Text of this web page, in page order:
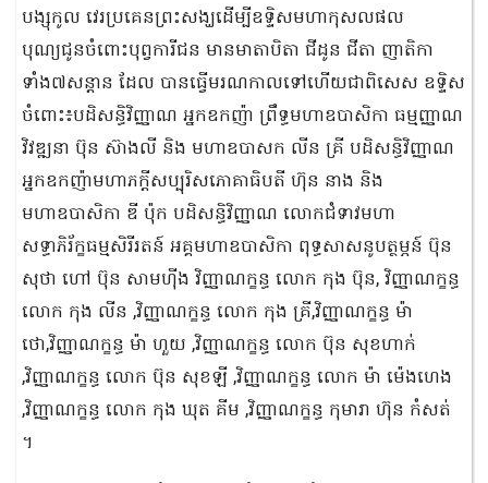
បង្សុកូល វេរប្រគេនព្រះសង្ឃដើម្បីឧទ្ទិសមហាកុសលផល
បុណ្យជូនចំពោះបុព្វការីជន មានមាតាបិតា ជីដូន ជីតា ញាតិកា
ទាំង៧សន្តាន ដែល បានធ្វើមរណកាលទៅហើយជាពិសេស ឧទ្ទិស
ចំពោះ៖បដិសន្ធិវិញ្ញាណ អ្នកឧកញ៉ា ព្រឹទ្ធមហាឧបាសិកា ធម្មញ្ញាណ
វិវឌ្ឍនា ប៊ុន ស៊ាងលី និង មហាឧបាសក លីន គ្រី បដិសន្ធិវិញ្ញាណ
អ្នកឧកញ៉ាមហាភក្ដីសប្បុរិសភោគាធិបតី ហ៊ុន នាង និង
មហាឧបាសិកា ឌី ប៉ុក បដិសន្ធិវិញ្ញាណ លោកជំទាវមហា
សទ្ធាភិរ័ក្ខធម្មសិរីរតន៍ អគ្គមហាឧបាសិកា ពុទ្ធសាសនូបត្ថម្ភន៍ ប៊ុន
សុថា ហៅ ប៊ុន សាមហ៊ីង វិញ្ញាណក្ខន្ធ លោក កុង ប៊ុន, វិញ្ញាណក្ខន្ធ
លោក កុង លីន ,វិញ្ញាណក្ខន្ធ លោក កុង គ្រី,វិញ្ញាណក្ខន្ធ ម៉ា
ថោ,វិញ្ញាណក្ខន្ធ ម៉ា ហួយ ,វិញ្ញាណក្ខន្ធ លោក ប៊ុន សុខហាក់
,វិញ្ញាណក្ខន្ធ លោក ប៊ុន សុខឡី ,វិញ្ញាណក្ខន្ធ លោក ម៉ា ម៉េងហេង
,វិញ្ញាណក្ខន្ធ លោក កុង ឃុត គីម ,វិញ្ញាណក្ខន្ធ កុមារា ហ៊ុន កំសត់
។